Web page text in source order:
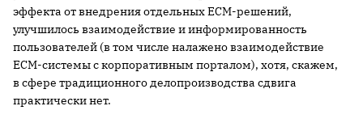
эффекта от внедрения отдельных ECM-решений,
улучшилось взаимодействие и информированность
пользователей (в том числе налажено взаимодействие
ECM-системы с корпоративным порталом), хотя, скажем,
в сфере традиционного делопроизводства сдвига
практически нет.